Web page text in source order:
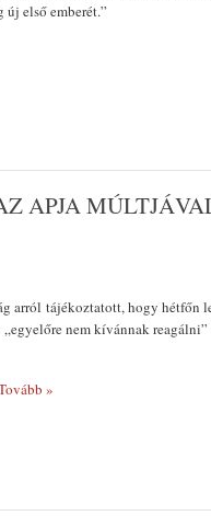
új első emberét.”
APJA
arról tájékoztatott, hogy hétfőn
nem kívánnak
»